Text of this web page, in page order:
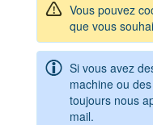
Vous pouvez
que vous
Si vous avez
machine ou
toujours nous
mail.